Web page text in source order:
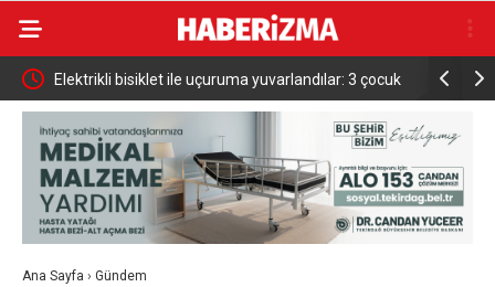
Elektrikli bisiklet ile uçuruma yuvarlandılar: 3 çocuk
yaralandı
Ana Sayfa › Gündem